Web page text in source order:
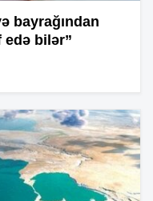
bayrağından
edə bilər”